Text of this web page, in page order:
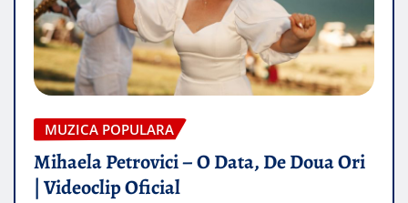
MUZICA POPULARA
Mihaela Petrovici – O Data, De Doua Ori
| Videoclip Oficial